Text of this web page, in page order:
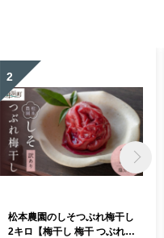
2
松本農園のしそつぶれ梅干し
2キロ【梅干し 梅干 つぶれ梅